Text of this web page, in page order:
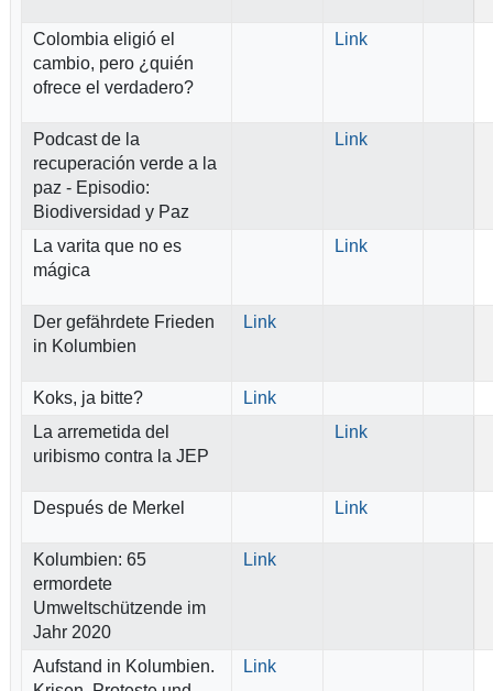
Colombia eligió el
cambio, pero ¿quién
ofrece el verdadero?
Link
Podcast de la
recuperación verde a la
paz - Episodio:
Biodiversidad y Paz
Link
La varita que no es
mágica
Link
Der gefährdete Frieden
in Kolumbien
Link
Koks, ja bitte?
Link
La arremetida del
uribismo contra la JEP
Link
Después de Merkel Link
Kolumbien: 65
ermordete
Umweltschützende im
Jahr 2020
Link
Aufstand in Kolumbien.
Link